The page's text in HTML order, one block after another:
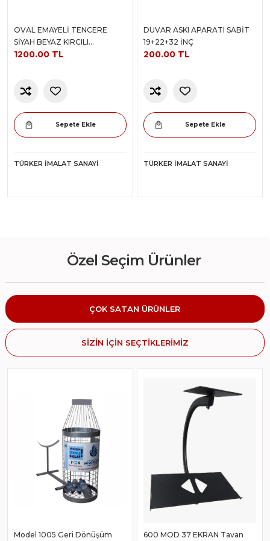
OVAL EMAYELİ TENCERE
SİYAH BEYAZ KIRCILI
38+26+18CM 0,8 KALINLIK
1200.00 TL
Sepete Ekle
TÜRKER İMALAT SANAYI
DUVAR ASKI APARATI SABİT
19+22+32 İNÇ
200.00 TL
Sepete Ekle
TÜRKER İMALAT SANAYI
Özel Seçim Ürünler
ÇOK SATAN ÜRÜNLER
SİZİN İÇİN SEÇTİKLERİMİZ
Model 1005 Geri Dönüşüm
600 MOD 37 EKRAN Tavan